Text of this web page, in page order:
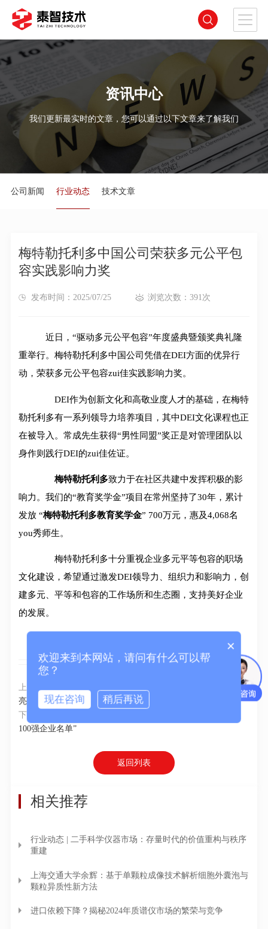
资讯中心
我们更新最实时的文章，您可以通过以下文章来了解我们
公司新闻 行业动态 技术文章
梅特勒托利多中国公司荣获多元公平包
容实践影响力奖
发布时间：2025/07/25 浏览次数：391次
近日，“驱动多元公平包容”年度盛典暨颁奖典礼隆
重举行。梅特勒托利多中国公司凭借在DEI方面的优异行
动，荣获多元公平包容zui佳实践影响力奖。
DEI作为创新文化和高敬业度人才的基础，在梅特
勒托利多有一系列领导力培养项目，其中DEI文化课程也正
在被导入。常成先生获得“男性同盟”奖正是对管理团队以
身作则践行DEI的zui佳佐证。
梅特勒托利多致力于在社区共建中发挥积极的影
响力。我们的“教育奖学金”项目在常州坚持了30年，累计
发放 “梅特勒托利多教育奖学金” 700万元，惠及4,068名
you秀师生。
梅特勒托利多十分重视企业多元平等包容的职场
文化建设，希望通过激发DEI领导力、组织力和影响力，创
建多元、平等和包容的工作场所和生态圈，支持美好企业
的发展。
上一篇：
沃特世携2022年全球同步发布的创新产品及解决方案
亮相进博会
下一篇：
100强企业名单”
返回列表
相关推荐
行业动态 | 二手科学仪器市场：存量时代的价值重构与秩序
重建
上海交通大学余辉：基于单颗粒成像技术解析细胞外囊泡与
颗粒异质性新方法
进口依赖下降？揭秘2024年质谱仪市场的繁荣与竞争
×
欢迎来到本网站，请问有什么可以帮
您？
现在咨询 稍后再说